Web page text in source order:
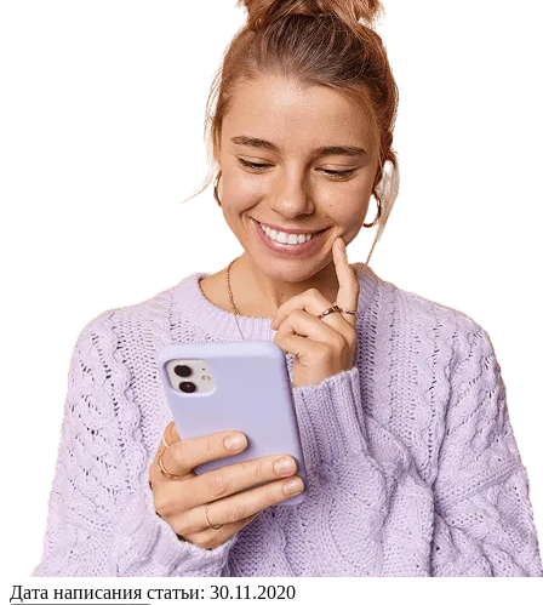
Дата написания статьи: 30.11.2020